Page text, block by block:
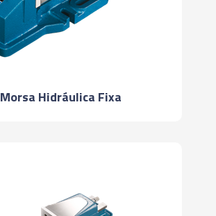
Morsa Hidráulica Fixa